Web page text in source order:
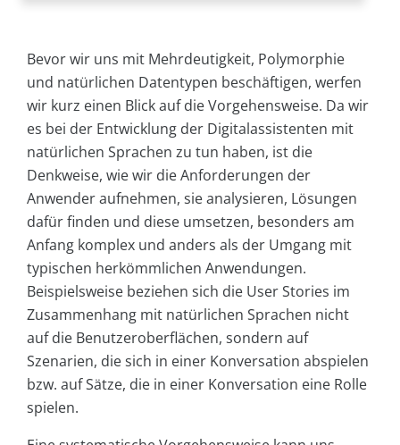
Bevor wir uns mit Mehrdeutigkeit, Polymorphie
und natürlichen Datentypen beschäftigen, werfen
wir kurz einen Blick auf die Vorgehensweise. Da wir
es bei der Entwicklung der Digitalassistenten mit
natürlichen Sprachen zu tun haben, ist die
Denkweise, wie wir die Anforderungen der
Anwender aufnehmen, sie analysieren, Lösungen
dafür finden und diese umsetzen, besonders am
Anfang komplex und anders als der Umgang mit
typischen herkömmlichen Anwendungen.
Beispielsweise beziehen sich die User Stories im
Zusammenhang mit natürlichen Sprachen nicht
auf die Benutzeroberflächen, sondern auf
Szenarien, die sich in einer Konversation abspielen
bzw. auf Sätze, die in einer Konversation eine Rolle
spielen.